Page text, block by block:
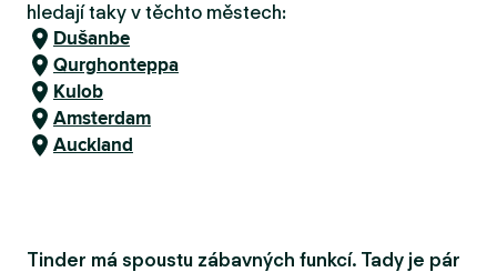
hledají taky v těchto městech:
Dušanbe
Qurghonteppa
Kulob
Amsterdam
Auckland
Tinder má spoustu zábavných funkcí. Tady je pár